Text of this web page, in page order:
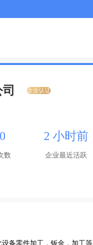
企业认证
数
2 小时前
企业最近活跃
备零件加工，钣金，加工等